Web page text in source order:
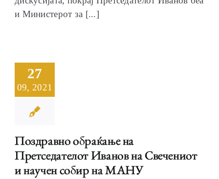
и Министерот за [...]
27
09, 2021
Поздравно обраќање на
Претседателот Иванов на Свечениот
и научен собир на МАНУ